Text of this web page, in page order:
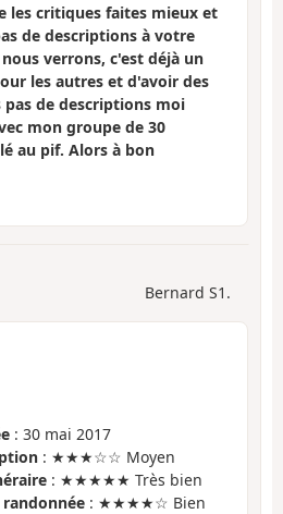
les critiques faites mieux et
de descriptions à votre
verrons, c'est déjà un
les autres et d'avoir des
de descriptions moi
mon groupe de 30
au pif. Alors à bon
Bernard S1.
: 30 mai 2017
: ★★★☆☆ Moyen
: ★★★★★ Très bien
: ★★★★☆ Bien